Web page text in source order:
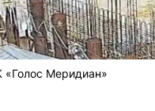
«Голос Меридиан»